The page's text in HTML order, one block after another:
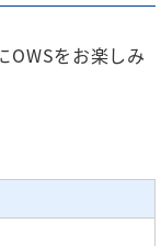
OWSをお楽しみ